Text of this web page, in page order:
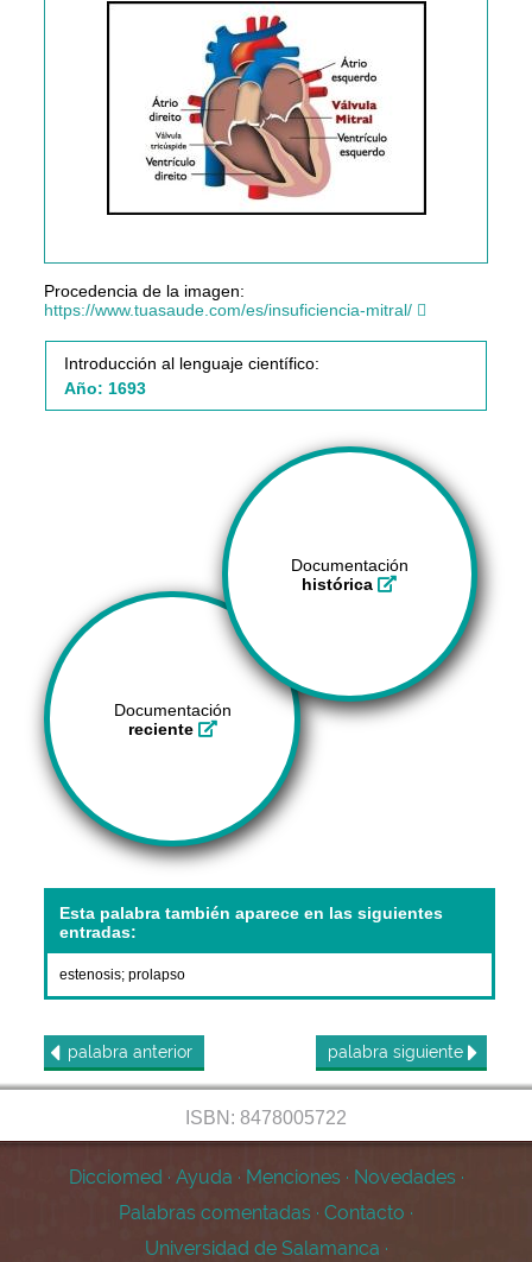
Procedencia de la imagen:
https://www.tuasaude.com/es/insuficiencia-mitral/
Introducción al lenguaje científico:
Año: 1693
Documentación
histórica
Documentación
reciente
Esta palabra también aparece en las siguientes
entradas:
estenosis;prolapso
palabra anterior palabra siguiente
ISBN: 8478005722
Dicciomed · Ayuda · Menciones · Novedades ·
Palabras comentadas · Contacto ·
Universidad de Salamanca ·